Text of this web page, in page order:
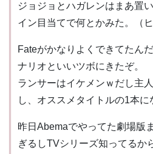
ジョジョとハガレンはまあ置
イン目当てで何とかみた。（
Fateがかなりよくできてたん
ナリオといいツボにきたぞ。
ランサーはイケメンｗだし主
し、オススメタイトルの1本に
昨日Abemaでやってた劇場版
ぎるしTVシリーズ知ってるか